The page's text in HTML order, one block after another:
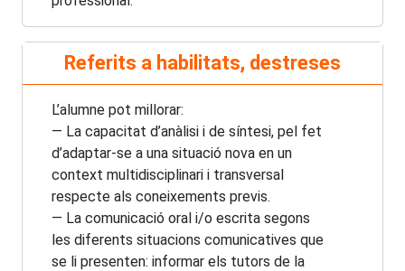
Referits a habilitats, destreses
L’alumne pot millorar:
— La capacitat d’anàlisi i de síntesi, pel fet
d’adaptar-se a una situació nova en un
context multidisciplinari i transversal
respecte als coneixements previs.
— La comunicació oral i/o escrita segons
les diferents situacions comunicatives que
se li presenten: informar els tutors de la